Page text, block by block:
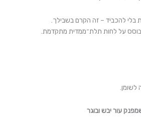
להכביד – זה הקרם בשבילך.
על לחות תלת־ממדית מתקדמת.
לשומן.